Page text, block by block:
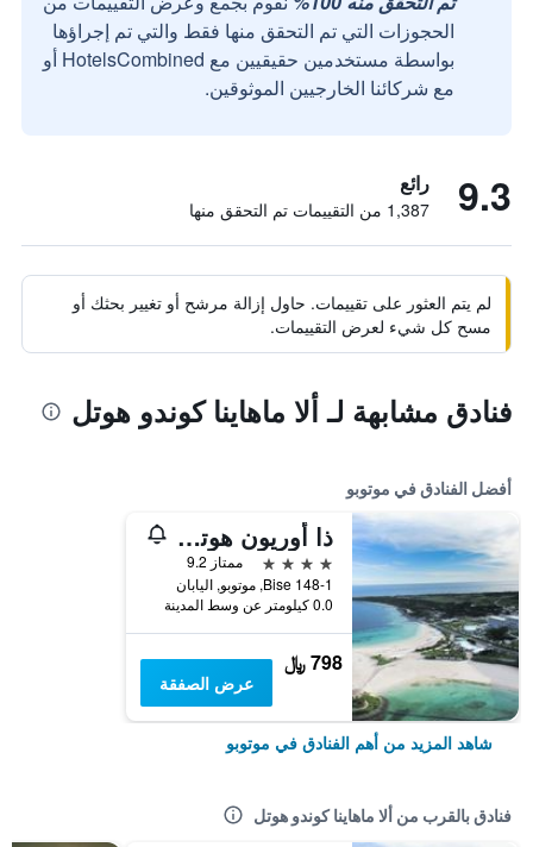
الحجوزات التي تم التحقق منها فقط والتي تم إجراؤها
بواسطة مستخدمين حقيقيين مع HotelsCombined أو
مع شركائنا الخارجيين الموثوقين.
9.3 رائع
1,387 من التقييمات تم التحقق منها
لم يتم العثور على تقييمات. حاول إزالة مرشح أو تغيير بحثك أو
مسح كل شيء لعرض التقييمات.
فنادق مشابهة لـ ألا ماهاينا كوندو هوتل
أفضل الفنادق في موتوبو
ذا أوريون هوتل موتوبو ريزورت آند سبا
4 نجوم
ممتاز 9.2
148-1 Bise, موتوبو, اليابان
0.0 كيلومتر عن وسط المدينة
798 ﷼
عرض الصفقة
شاهد المزيد من أهم الفنادق في موتوبو
فنادق بالقرب من ألا ماهاينا كوندو هوتل